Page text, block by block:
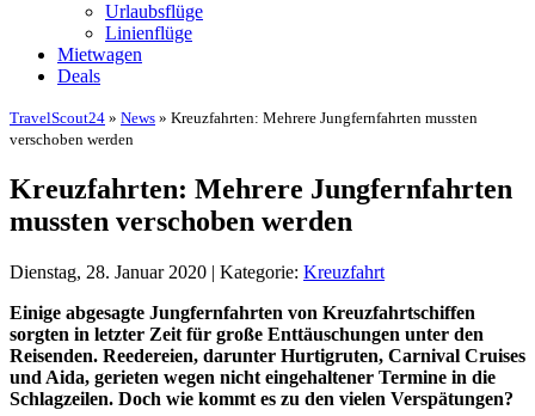
Urlaubsflüge
Linienflüge
Mietwagen
Deals
TravelScout24 » News » Kreuzfahrten: Mehrere Jungfernfahrten mussten
verschoben werden
Kreuzfahrten: Mehrere Jungfernfahrten
mussten verschoben werden
Dienstag, 28. Januar 2020 | Kategorie: Kreuzfahrt
Einige abgesagte Jungfernfahrten von Kreuzfahrtschiffen
sorgten in letzter Zeit für große Enttäuschungen unter den
Reisenden. Reedereien, darunter Hurtigruten, Carnival Cruises
und Aida, gerieten wegen nicht eingehaltener Termine in die
Schlagzeilen. Doch wie kommt es zu den vielen Verspätungen?